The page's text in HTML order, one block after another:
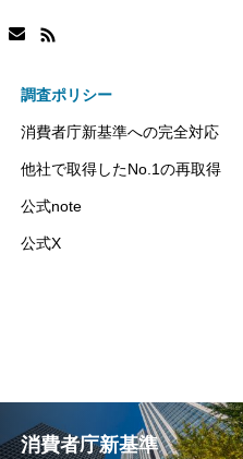
調査ポリシー
消費者庁新基準への完全対応
他社で取得したNo.1の再取得
公式note
公式X
消費者庁新基準